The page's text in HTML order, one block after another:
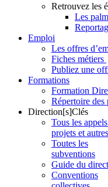
Retrouvez les
Les
Emploi
Les offres
Fiches métiers
Publiez une
Formations
Formation
Répertoire
Direction[s]Clés
Tous les
projets et autres
Toutes les
subventions
Guide du
Conventions